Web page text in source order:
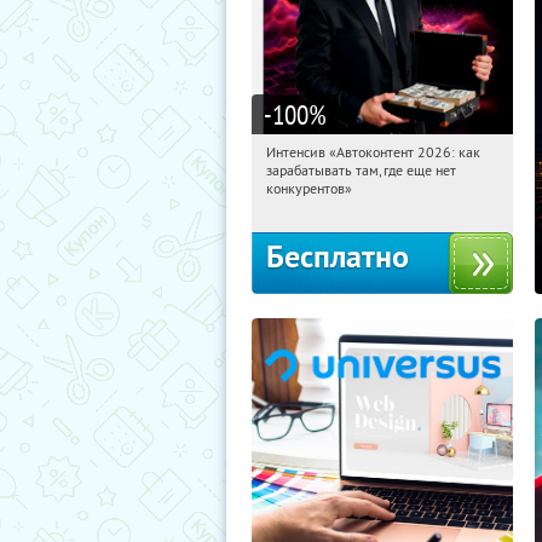
-100%
16:30:48 Получили:
Россия
Интенсив «Автоконтент 2026: как
зарабатывать там, где еще нет
конкурентов»
Бесплатно